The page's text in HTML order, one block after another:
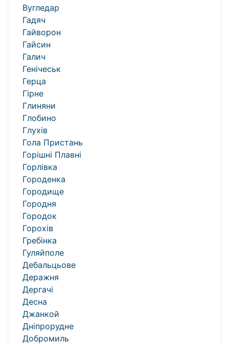
Вугледар
Гадяч
Гайворон
Гайсин
Галич
Генічеськ
Герца
Гірне
Глиняни
Глобино
Глухів
Гола Пристань
Горішні Плавні
Горлівка
Городенка
Городище
Городня
Городок
Горохів
Гребінка
Гуляйполе
Дебальцьове
Деражня
Дергачі
Десна
Джанкой
Дніпрорудне
Добромиль